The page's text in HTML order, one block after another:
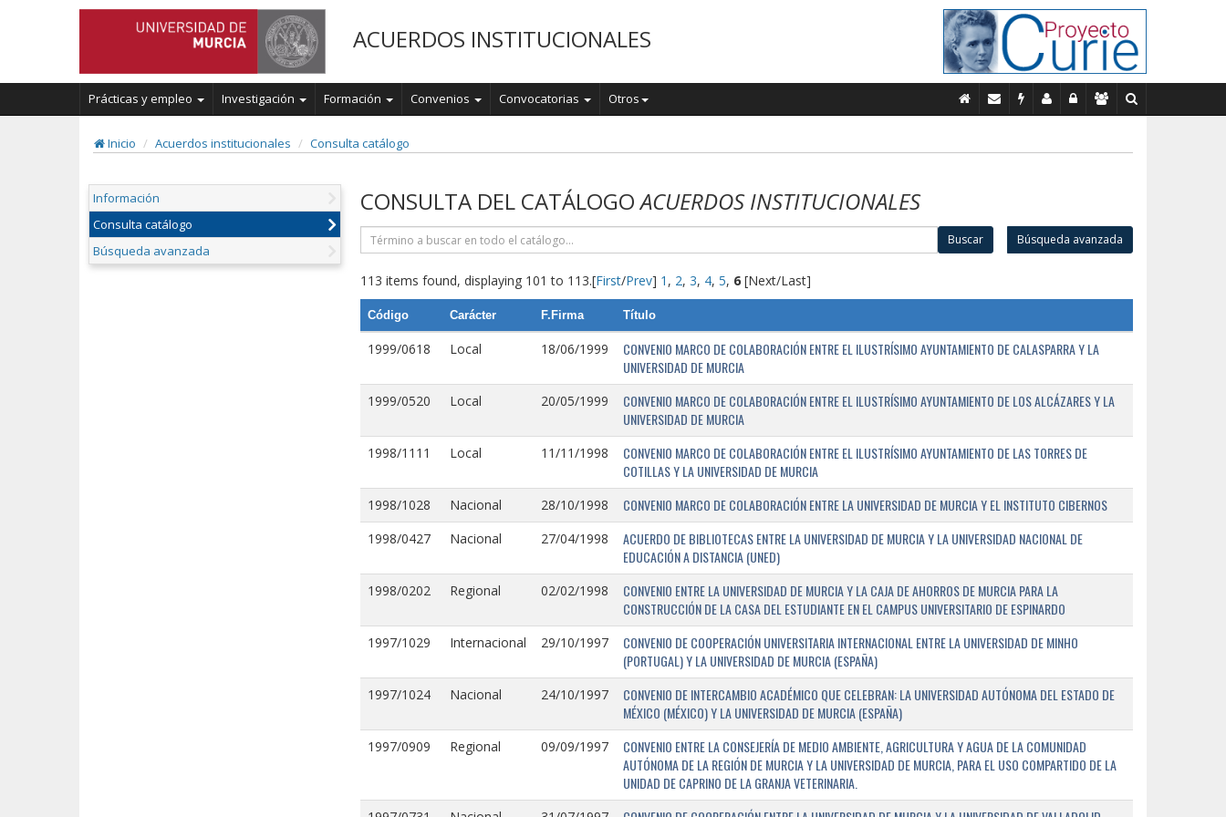
ACUERDOS INSTITUCIONALES
Prácticas y empleo Investigación Formación Convenios Convocatorias Otros
Inicio Acuerdos institucionales Consulta catálogo
Información
Consulta catálogo
Búsqueda avanzada
CONSULTA DEL CATÁLOGOACUERDOS INSTITUCIONALES
Buscar Búsqueda avanzada
113 items found, displaying 101 to 113.[First/Prev] 1 , 2, 3, 4, 5, 6[Next/Last]
Código Carácter F.Firma Título
1999/0618 Local 18/06/1999
CONVENIO MARCO DE COLABORACIÓN ENTRE EL ILUSTRÍSIMO AYUNTAMIENTO DE CALASPARRA Y LA
UNIVERSIDAD DE MURCIA
1999/0520 Local 20/05/1999
CONVENIO MARCO DE COLABORACIÓN ENTRE EL ILUSTRÍSIMO AYUNTAMIENTO DE LOS ALCÁZARES Y LA
UNIVERSIDAD DE MURCIA
1998/1111 Local 11/11/1998
CONVENIO MARCO DE COLABORACIÓN ENTRE EL ILUSTRÍSIMO AYUNTAMIENTO DE LAS TORRES DE
COTILLAS Y LA UNIVERSIDAD DE MURCIA
1998/1028 Nacional 28/10/1998 CONVENIO MARCO DE COLABORACIÓN ENTRE LA UNIVERSIDAD DE MURCIA Y EL INSTITUTO CIBERNOS
1998/0427 Nacional 27/04/1998
ACUERDO DE BIBLIOTECAS ENTRE LA UNIVERSIDAD DE MURCIA Y LA UNIVERSIDAD NACIONAL DE
EDUCACIÓN A DISTANCIA (UNED)
1998/0202 Regional 02/02/1998
CONVENIO ENTRE LA UNIVERSIDAD DE MURCIA Y LA CAJA DE AHORROS DE MURCIA PARA LA
CONSTRUCCIÓN DE LA CASA DEL ESTUDIANTE EN EL CAMPUS UNIVERSITARIO DE ESPINARDO
1997/1029 Internacional 29/10/1997
CONVENIO DE COOPERACIÓN UNIVERSITARIA INTERNACIONAL ENTRE LA UNIVERSIDAD DE MINHO
(PORTUGAL) Y LA UNIVERSIDAD DE MURCIA (ESPAÑA)
1997/1024 Nacional 24/10/1997
CONVENIO DE INTERCAMBIO ACADÉMICO QUE CELEBRAN: LA UNIVERSIDAD AUTÓNOMA DEL ESTADO DE
MÉXICO (MÉXICO) Y LA UNIVERSIDAD DE MURCIA (ESPAÑA)
1997/0909 Regional 09/09/1997
CONVENIO ENTRE LA CONSEJERÍA DE MEDIO AMBIENTE, AGRICULTURA Y AGUA DE LA COMUNIDAD
AUTÓNOMA DE LA REGIÓN DE MURCIA Y LA UNIVERSIDAD DE MURCIA, PARA EL USO COMPARTIDO DE LA
UNIDAD DE CAPRINO DE LA GRANJA VETERINARIA.